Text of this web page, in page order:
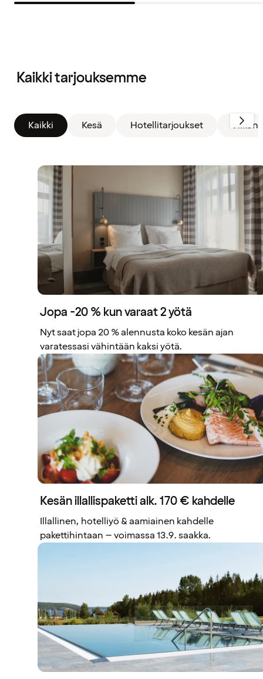
Kaikki tarjouksemme
poistettu.
Näytetään
Kaikki Kesä Hotellitarjoukset
Jopa -20 % kun varaat 2 yötä
Nyt saat jopa 20 % alennusta koko kesän ajan
varatessasi vähintään kaksi yötä.
Kesän illallispaketti alk. 170 € kahdelle
Illallinen, hotelliyö & aamiainen kahdelle
pakettihintaan – voimassa 13.9. saakka.